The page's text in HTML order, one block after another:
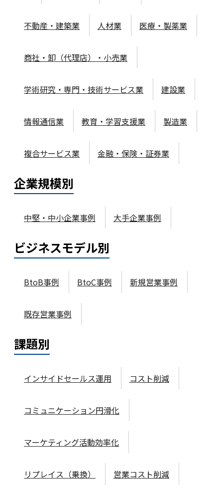
不動産・建築業 人材業 医療・製薬業
商社・卸（代理店）・小売業
学術研究・専門・技術サービス業 建設業
情報通信業 教育・学習支援業 製造業
複合サービス業 金融・保険・証券業
企業規模別
中堅・中小企業事例 大手企業事例
ビジネスモデル別
BtoB事例 BtoC事例 新規営業事例
既存営業事例
課題別
インサイドセールス運用 コスト削減
コミュニケーション円滑化
マーケティング活動効率化
リプレイス（乗換） 営業コスト削減